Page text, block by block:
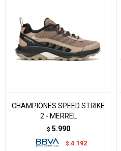
CHAMPIONES SPEED STRIKE
2 - MERREL
$ 5.990
$ 4.192